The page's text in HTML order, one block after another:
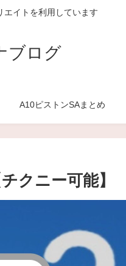
イトを利用しています
ブログ
A10ピストンSAまとめ
クニー可能】